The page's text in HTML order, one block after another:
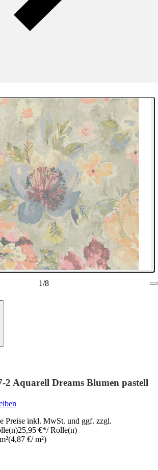
1/8
2 Aquarell Dreams Blumen pastell
inkl. MwSt. und ggf. zzgl.
25,95 €*/ Rolle(n)
(4,87 €/ m²)